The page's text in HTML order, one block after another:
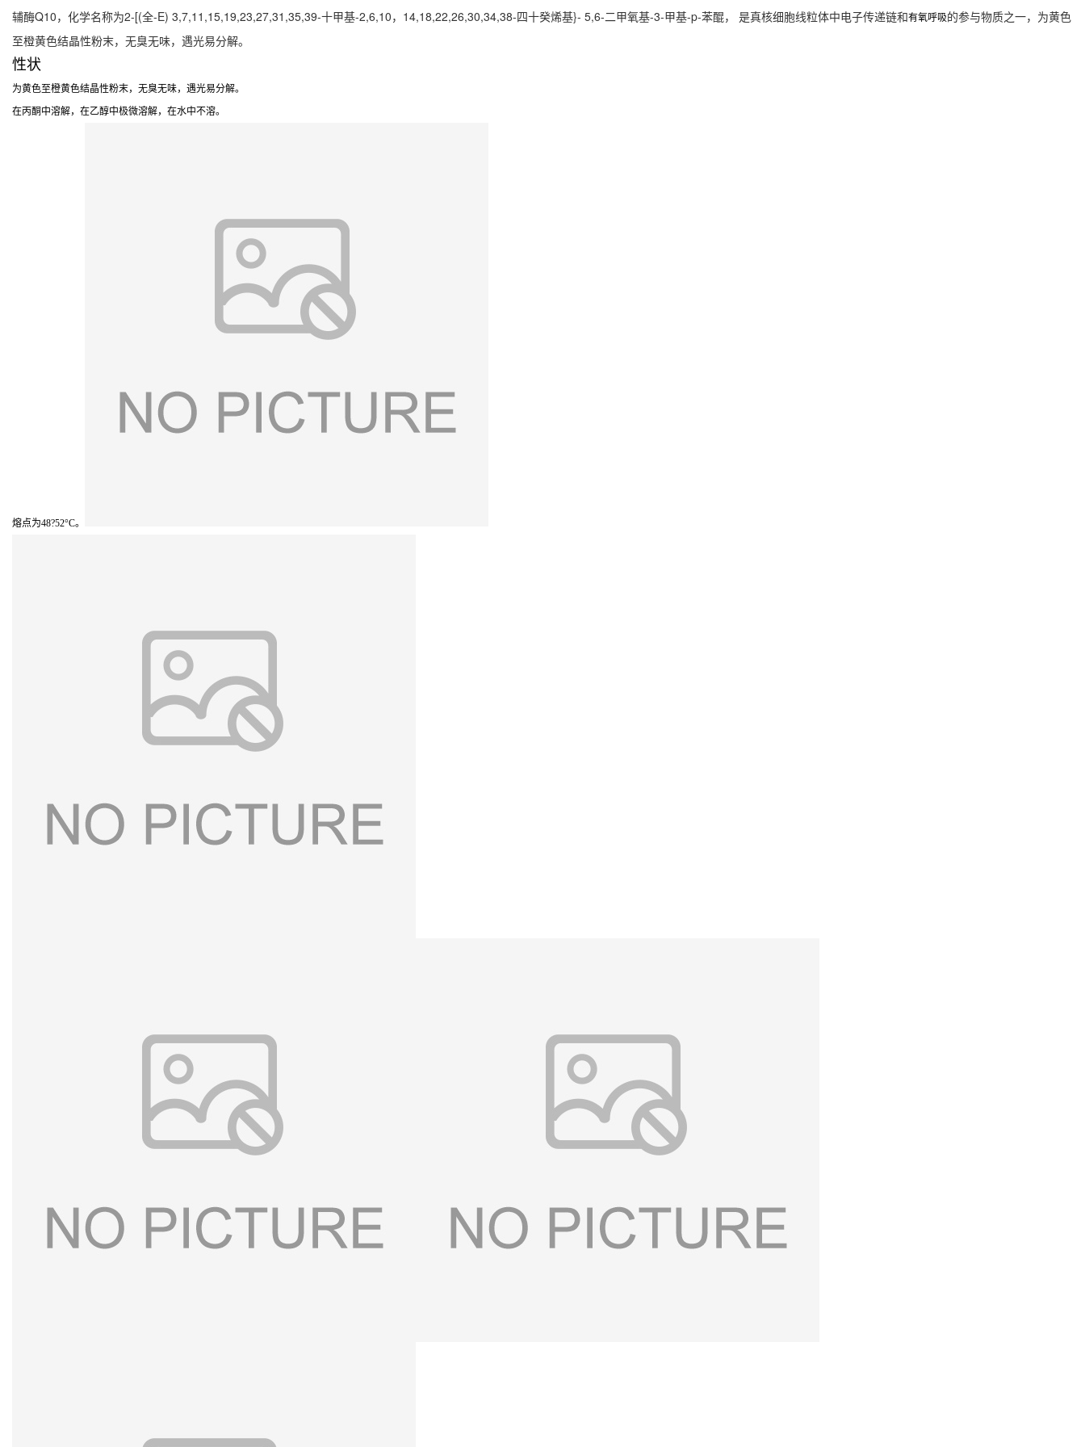
辅酶Q10，化学名称为2-[(全-E) 3,7,11,15,19,23,27,31,35,39-十甲基-2,6,10，14,18,22,26,30,34,38-四十癸烯基}- 5,6-二甲氧基-3-甲基-p-苯醌， 是真核细胞线粒体中电子传递链和有氧呼吸的参与物质之一，为黄色
至橙黄色结晶性粉末，无臭无味，遇光易分解。
性状
为黄色至橙黄色结晶性粉末，无臭无味，遇光易分解。
在丙酮中溶解，在乙醇中极微溶解，在水中不溶。
熔点为48?52°C。